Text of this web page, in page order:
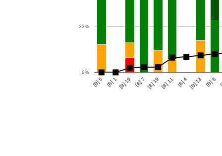
[B] 5 [B] 1[B] 19 [B] 7 [B] 19[B] 11 [B] 4 [B] 13 [B] 8
0%
33%